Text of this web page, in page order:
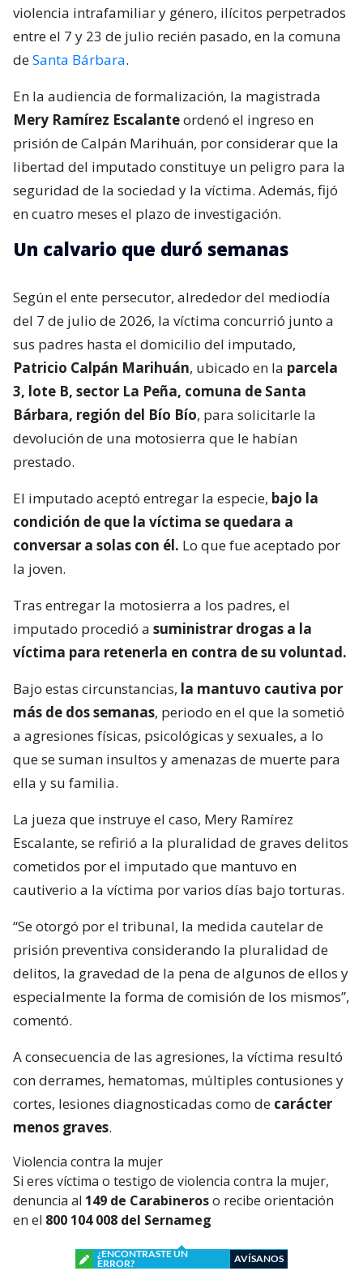
violencia intrafamiliar y género, ilícitos perpetrados
entre el 7 y 23 de julio recién pasado, en la comuna
deSanta Bárbara.
En la audiencia de formalización, la magistrada
Mery Ramírez Escalanteordenó el ingreso en
prisión de Calpán Marihuán, por considerar que la
libertad del imputado constituye un peligro para la
seguridad de la sociedad y la víctima. Además, fijó
en cuatro meses el plazo de investigación.
Un calvario que duró semanas
Según el ente persecutor, alrededor del mediodía
del 7 de julio de 2026, la víctima concurrió junto a
sus padres hasta el domicilio del imputado,
Patricio Calpán Marihuán, ubicado en la parcela
3, lote B, sector La Peña, comuna de Santa
Bárbara, región del Bío Bío, para solicitarle la
devolución de una motosierra que le habían
prestado.
El imputado aceptó entregar la especie, bajo la
condición de que la víctima se quedara a
conversar a solas con él. Lo que fue aceptado por
la joven.
Tras entregar la motosierra a los padres, el
imputado procedió a suministrar drogas a la
víctima para retenerla en contra de su voluntad.
Bajo estas circunstancias, la mantuvo cautiva por
más de dos semanas, periodo en el que la sometió
a agresiones físicas, psicológicas y sexuales, a lo
que se suman insultos y amenazas de muerte para
ella y su familia.
La jueza que instruye el caso, Mery Ramírez
Escalante, se refirió a la pluralidad de graves delitos
cometidos por el imputado que mantuvo en
cautiverio a la víctima por varios días bajo torturas.
“Se otorgó por el tribunal, la medida cautelar de
prisión preventiva considerando la pluralidad de
delitos, la gravedad de la pena de algunos de ellos y
especialmente la forma de comisión de los mismos”,
comentó.
A consecuencia de las agresiones, la víctima resultó
con derrames, hematomas, múltiples contusiones y
cortes, lesiones diagnosticadas como de carácter
menos graves.
Violencia contra la mujer
Si eres víctima o testigo de violencia contra la mujer,
denuncia al 149 de Carabineroso recibe orientación
en el 800 104 008 del Sernameg
¿ENCONTRASTE UN
ERROR?
AVÍSANOS